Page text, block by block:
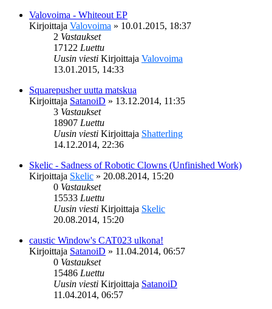
Valovoima - Whiteout EP
Kirjoittaja Valovoima » 10.01.2015, 18:37
2 Vastaukset
17122 Luettu
Uusin viesti Kirjoittaja Valovoima
13.01.2015, 14:33
Squarepusher uutta matskua
Kirjoittaja SatanoiD » 13.12.2014, 11:35
3 Vastaukset
18907 Luettu
Uusin viesti Kirjoittaja Shatterling
14.12.2014, 22:36
Skelic - Sadness of Robotic Clowns (Unfinished Work)
Kirjoittaja Skelic » 20.08.2014, 15:20
0 Vastaukset
15533 Luettu
Uusin viesti Kirjoittaja Skelic
20.08.2014, 15:20
caustic Window's CAT023 ulkona!
Kirjoittaja SatanoiD » 11.04.2014, 06:57
0 Vastaukset
15486 Luettu
Uusin viesti Kirjoittaja SatanoiD
11.04.2014, 06:57